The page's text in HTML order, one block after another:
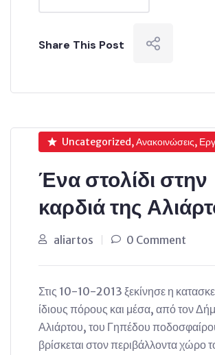
Share This Post
Uncategorized, Ανακοινώσεις,
Ένα στολίδι στην
καρδιά της
aliartos 0 Comment
Στις 10-10-2013 ξεκίνησε η
ίδιους πόρους και μέσα, από τον
Αλιάρτου, του Γηπέδου
βρίσκεται στον περιβάλλοντα χώρο